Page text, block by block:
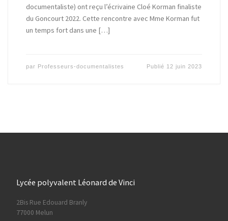
documentaliste) ont reçu l’écrivaine Cloé Korman finaliste
du Goncourt 2022. Cette rencontre avec Mme Korman fut
un temps fort dans une […]
par Professeurs-documentalistes Publié 12 juin 2023
Lycée polyvalent Léonard de Vinci
2Bis Rue Edouard Branly
77000 Melun